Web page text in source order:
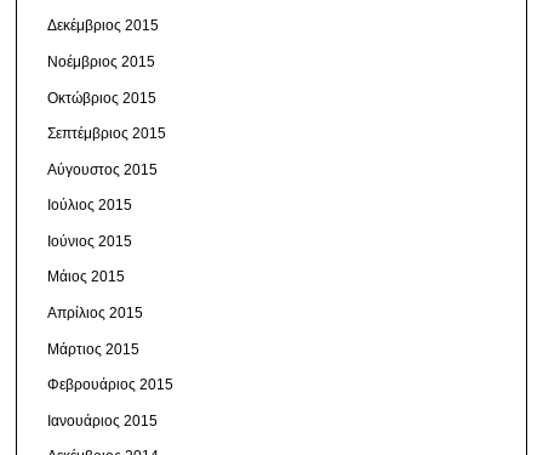
Δεκέμβριος 2015
Νοέμβριος 2015
Οκτώβριος 2015
Σεπτέμβριος 2015
Αύγουστος 2015
Ιούλιος 2015
Ιούνιος 2015
Μάιος 2015
Απρίλιος 2015
Μάρτιος 2015
Φεβρουάριος 2015
Ιανουάριος 2015